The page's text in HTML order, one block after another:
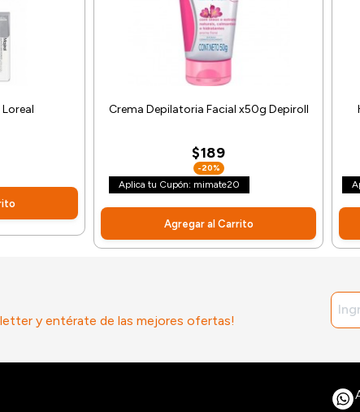
Crema Depilatoria Facial x50g Depiroll
$189
-20%
Aplica tu Cupón: mimate20
Agregar al Carrito
y entérate de las mejores ofertas!